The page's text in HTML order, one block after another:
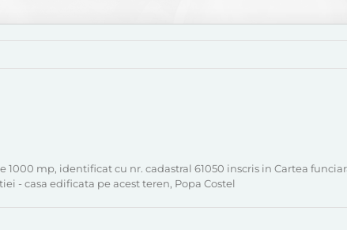
mp, identificat cu nr. cadastral 61050 inscris in Cartea
- casa edificata pe acest teren, Popa Costel